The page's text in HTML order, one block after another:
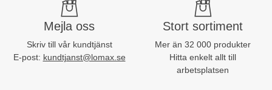
Mejla oss
Skriv till vår kundtjänst
E-post: kundtjanst@lomax.se
Stort sortiment
Mer än 32 000 produkter
Hitta enkelt allt till
arbetsplatsen